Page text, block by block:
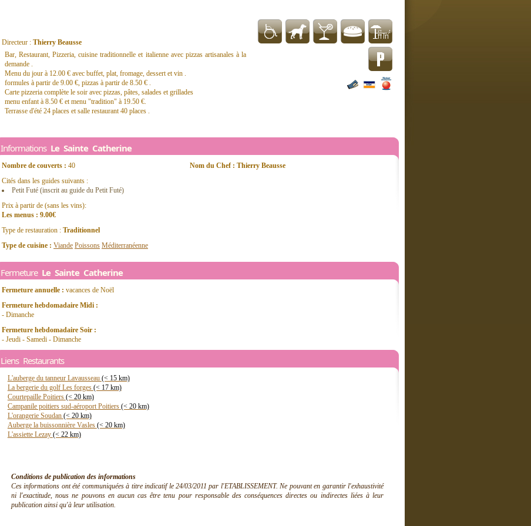
Directeur : Thierry Beausse
Bar, Restaurant, Pizzeria, cuisine traditionnelle et italienne avec pizzas artisanales à la
demande .
Menu du jour à 12.00 € avec buffet, plat, fromage, dessert et vin .
formules à partir de 9.00 €, pizzas à partir de 8.50 € .
Carte pizzeria complète le soir avec pizzas, pâtes, salades et grillades
menu enfant à 8.50 € et menu "tradition" à 19.50 €.
Terrasse d'été 24 places et salle restaurant 40 places .
Informations Le Sainte Catherine
Nombre de couverts : 40
Cités dans les guides suivants :
Petit Futé (inscrit au guide du Petit Futé)
Prix à partir de (sans les vins):
Les menus : 9.00€
Type de restauration : Traditionnel
Type de cuisine : Viande Poissons Méditerranéenne
Nom du Chef : Thierry Beausse
Fermeture Le Sainte Catherine
Fermeture annuelle : vacances de Noël
Fermeture hebdomadaire Midi :
- Dimanche
Fermeture hebdomadaire Soir :
- Jeudi - Samedi - Dimanche
Liens Restaurants
L'auberge du tanneur Lavausseau (< 15 km)
La bergerie du golf Les forges (< 17 km)
Courtepaille Poitiers (< 20 km)
Campanile poitiers sud-aéroport Poitiers (< 20 km)
L'orangerie Soudan (< 20 km)
Auberge la buissonnière Vasles (< 20 km)
L'assiette Lezay (< 22 km)
Conditions de publication des informations
Ces informations ont été communiquées à titre indicatif le 24/03/2011 par l'ETABLISSEMENT. Ne pouvant en garantir l'exhaustivité
ni l'exactitude, nous ne pouvons en aucun cas être tenu pour responsable des conséquences directes ou indirectes liées à leur
publication ainsi qu'à leur utilisation.